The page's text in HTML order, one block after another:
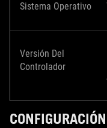
Sistema Operativo
Versión Del
Controlador